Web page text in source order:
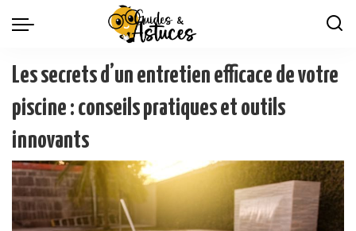
Les secrets d’un entretien efficace de votre
piscine : conseils pratiques et outils
innovants